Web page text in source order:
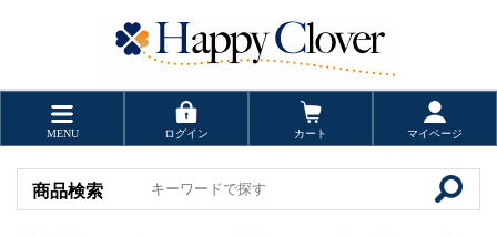
MENU ログイン カート マイページ
商品検索